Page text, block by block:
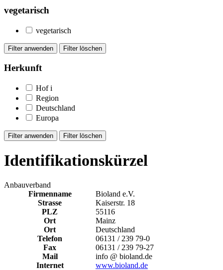
vegetarisch
vegetarisch
Herkunft
Hof i
Region
Deutschland
Europa
Identifikationskürzel
Anbauverband
Firmenname
Bioland e.V.
Strasse
Kaiserstr. 18
PLZ
55116
Ort
Mainz
Ort
Deutschland
Telefon
06131 / 239 79-0
Fax
06131 / 239 79-27
Mail
info @ bioland.de
Internet
www.bioland.de